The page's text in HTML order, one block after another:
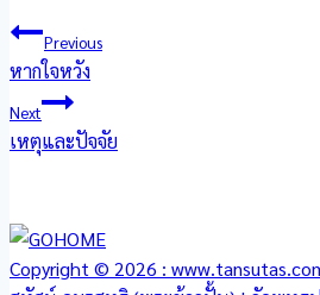
Previous
หากใจหวัง
Next
เหตุและปัจจัย
Copyright © 2026 :